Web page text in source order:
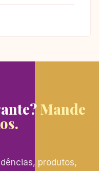
Mande
produtos,